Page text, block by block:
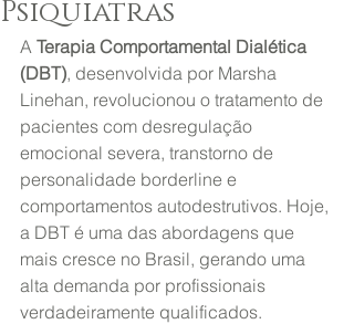
Psiquiatras
A Terapia Comportamental Dialética
(DBT), desenvolvida por Marsha
Linehan, revolucionou o tratamento de
pacientes com desregulação
emocional severa, transtorno de
personalidade borderline e
comportamentos autodestrutivos. Hoje,
a DBT é uma das abordagens que
mais cresce no Brasil, gerando uma
alta demanda por profissionais
verdadeiramente qualificados.